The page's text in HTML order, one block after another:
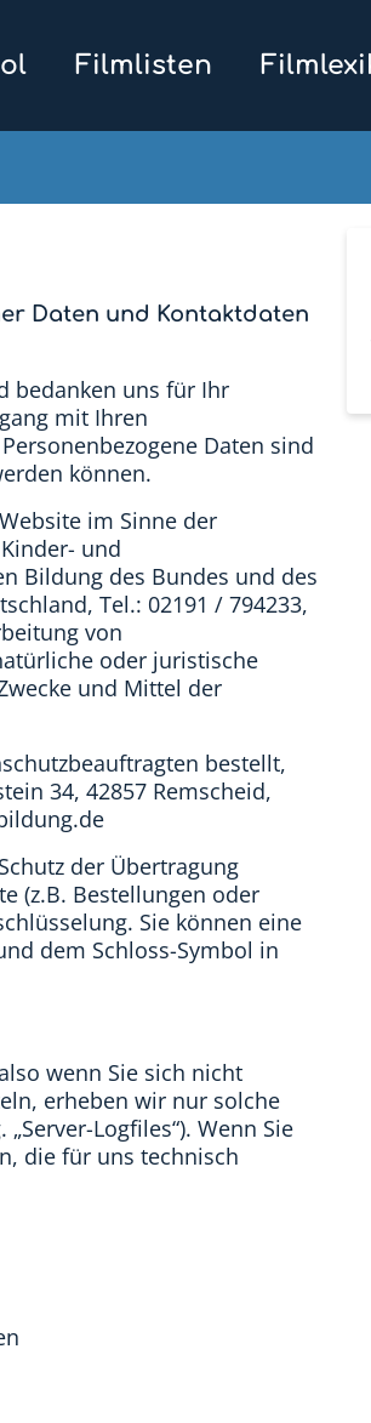
Filmlisten
Daten und Kontaktdaten
bedanken uns für Ihr
mit Ihren
Daten sind
können.
im Sinne der
und
Bildung des Bundes und des
Tel.: 02191 / 794233,
von
oder juristische
und Mittel der
bestellt,
34, 42857 Remscheid,
der Übertragung
(z.B. Bestellungen oder
Sie können eine
dem Schloss-Symbol in
wenn Sie sich nicht
erheben wir nur solche
Logfiles“). Wenn Sie
die für uns technisch